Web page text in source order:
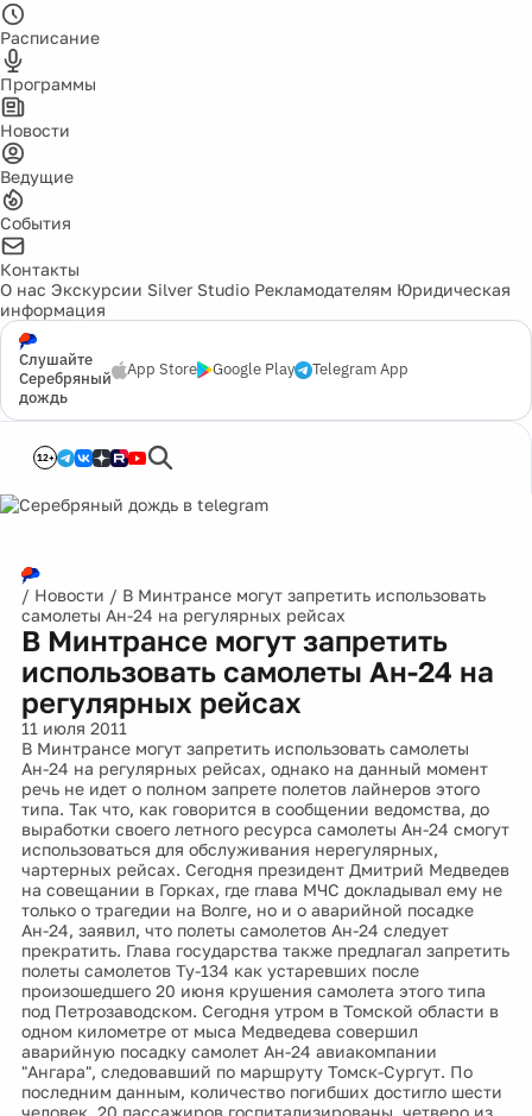
Расписание
Программы
Новости
Ведущие
События
Контакты
О нас Экскурсии Silver Studio Рекламодателям Юридическая
информация
Слушайте
Серебряный
дождь
App Store Google Play Telegram App
12+
/ Новости / В Минтрансе могут запретить использовать
самолеты Ан-24 на регулярных рейсах
В Минтрансе могут запретить
использовать самолеты Ан-24 на
регулярных рейсах
11 июля 2011
В Минтрансе могут запретить использовать самолеты
Ан-24 на регулярных рейсах, однако на данный момент
речь не идет о полном запрете полетов лайнеров этого
типа. Так что, как говорится в сообщении ведомства, до
выработки своего летного ресурса самолеты Ан-24 смогут
использоваться для обслуживания нерегулярных,
чартерных рейсах. Сегодня президент Дмитрий Медведев
на совещании в Горках, где глава МЧС докладывал ему не
только о трагедии на Волге, но и о аварийной посадке
Ан-24, заявил, что полеты самолетов Ан-24 следует
прекратить. Глава государства также предлагал запретить
полеты самолетов Ту-134 как устаревших после
произошедшего 20 июня крушения самолета этого типа
под Петрозаводском. Сегодня утром в Томской области в
одном километре от мыса Медведева совершил
аварийную посадку самолет Ан-24 авиакомпании
"Ангара", следовавший по маршруту Томск-Сургут. По
последним данным, количество погибших достигло шести